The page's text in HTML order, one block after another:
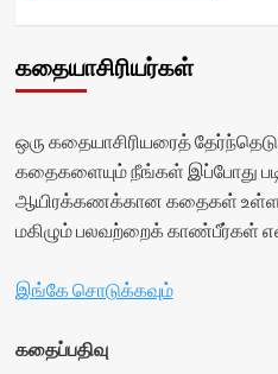
கதையாசிரியர்கள்
ஒரு கதையாசிரியரைத்
கதைகளையும் நீங்கள் இப்போது
ஆயிரக்கணக்கான கதைகள்
மகிழும் பலவற்றைக் காண்பீர்கள்
இங்கே சொடுக்கவும்
கதைப்பதிவு